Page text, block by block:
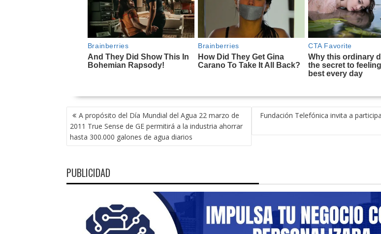
NAVEGACIÓN
DE
ENTRADAS
A propósito del Día Mundial del Agua 22 marzo de
2011 True Sense de GE permitirá a la industria ahorrar
hasta 300.000 galones de agua diarios
Fundación Telefónica invita a
PUBLICIDAD